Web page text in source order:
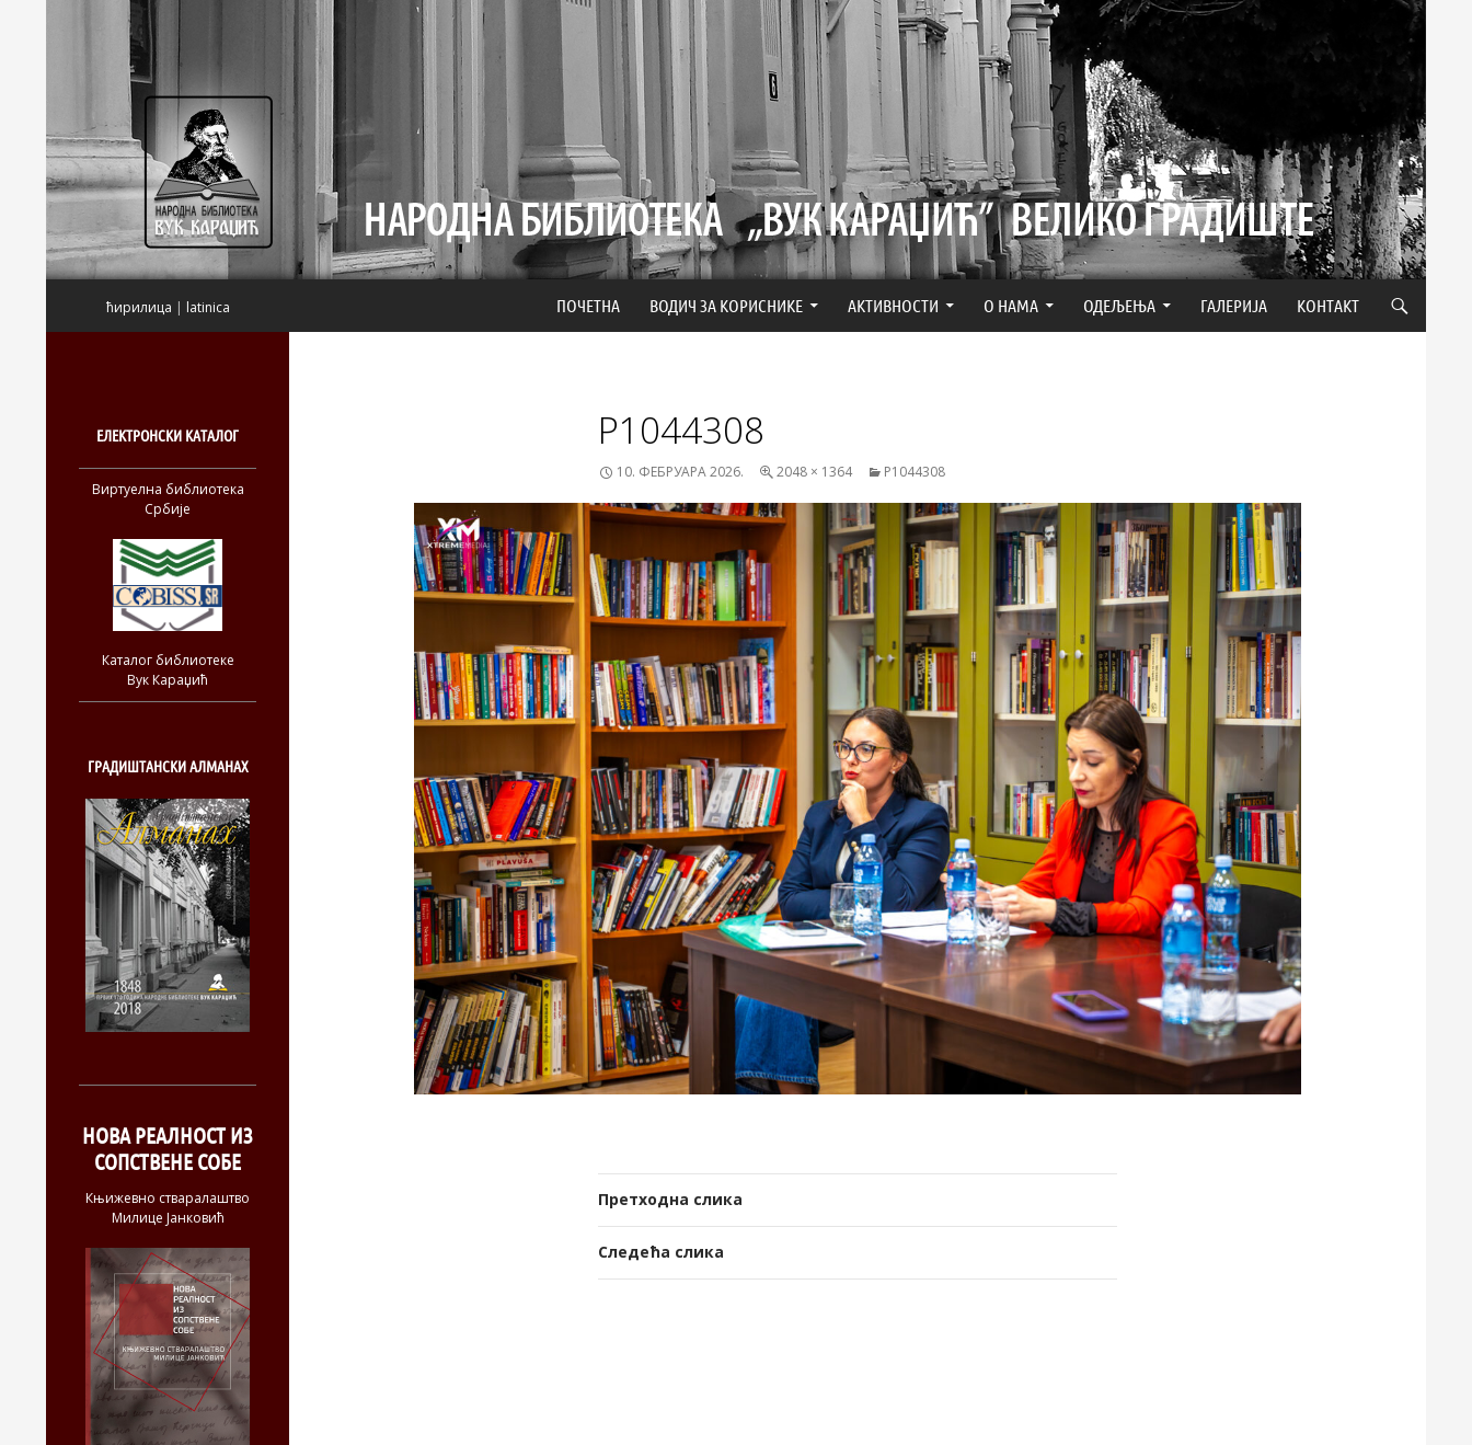
ПОЧЕТНА ВОДИЧ ЗА КОРИСНИКЕ АКТИВНОСТИ О НАМА ОДЕЉЕЊА ГАЛЕРИЈА КОНТАКТ
P1044308
10. ФЕБРУАРА 2026. 2048 × 1364 P1044308
Претходна слика
Следећа слика
ћирилица | latinica
ЕЛЕКТРОНСКИ КАТАЛОГ
Виртуелна библиотека
Србије
Каталог библиотеке
Вук Караџић
ГРАДИШТАНСКИ АЛМАНАХ
НОВА РЕАЛНОСТ ИЗ
СОПСТВЕНЕ СОБЕ
Књижевно стваралаштво
Милице Јанковић